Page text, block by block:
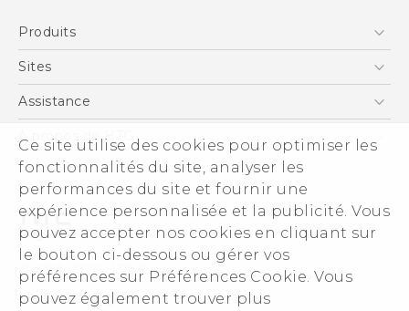
Ce site utilise des cookies pour optimiser les
fonctionnalités du site, analyser les
performances du site et fournir une
expérience personnalisée et la publicité. Vous
pouvez accepter nos cookies en cliquant sur
le bouton ci-dessous ou gérer vos
préférences sur Préférences Cookie. Vous
pouvez également trouver plus
réglementation
English - Safety and regulatory guide
Produits
Smartphones
Vive
Accessoires
Sites
HTC Vive
HTC Pro
Assistance
eCommerce Support
À propos de HTC
ESG
Informations sur la société
Sécurité du produit
Politique de confidentialité
Cookie Preferences
© 2011-2026 HTC Corporation
Mentions Légales